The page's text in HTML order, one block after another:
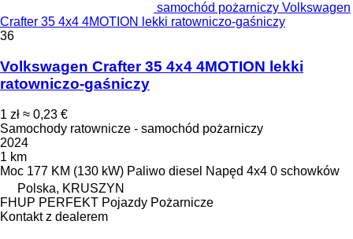
samochód pożarniczy Volkswagen
Crafter 35 4x4 4MOTION lekki ratowniczo-gaśniczy
36
Volkswagen Crafter 35 4x4 4MOTION lekki
ratowniczo-gaśniczy
1 zł ≈ 0,23 €
Samochody ratownicze - samochód pożarniczy
2024
1 km
Moc 177 KM (130 kW) Paliwo diesel Napęd 4x4 0 schowków
Polska, KRUSZYN
FHUP PERFEKT Pojazdy Pożarnicze
Kontakt z dealerem